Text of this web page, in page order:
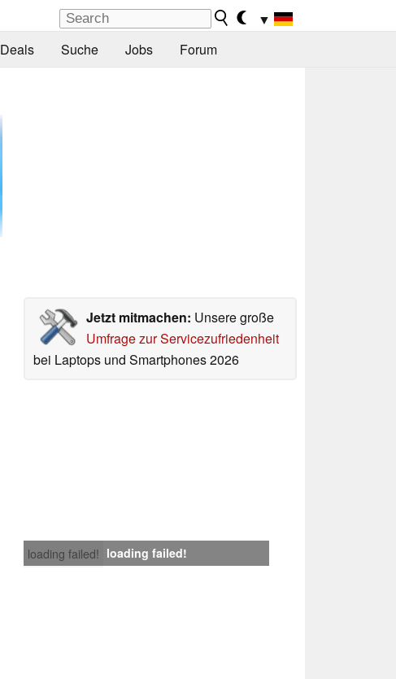
▼
Deals Suche Jobs Forum
Jetzt mitmachen: Unsere große
Umfrage zur Servicezufriedenheit
bei Laptops und Smartphones 2026
loading failed! loading failed!